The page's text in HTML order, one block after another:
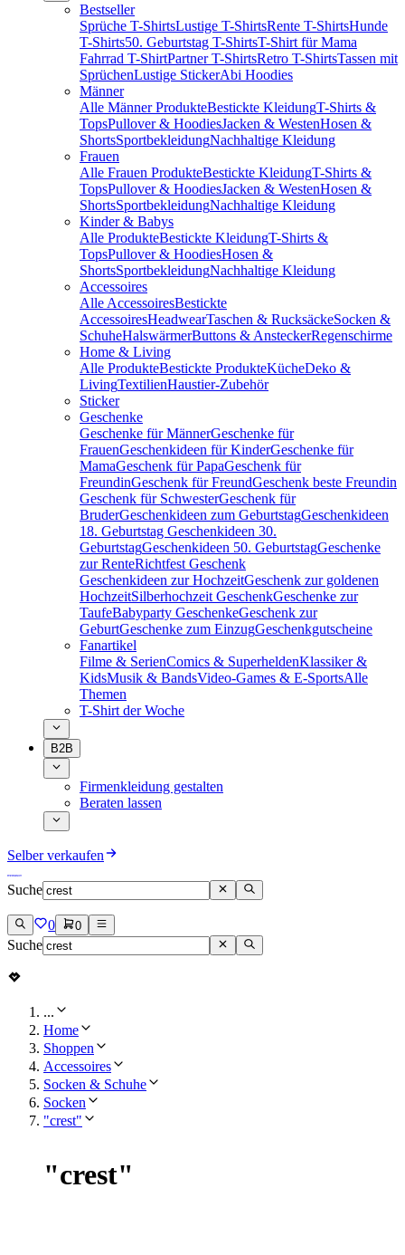
Bestseller
Sprüche T-ShirtsLustige T-ShirtsRente T-ShirtsHunde
T-Shirts50. Geburtstag T-ShirtsT-Shirt für Mama
Fahrrad T-ShirtPartner T-ShirtsRetro T-ShirtsTassen mit
SprüchenLustige StickerAbi Hoodies
Männer
Alle Männer ProdukteBestickte KleidungT-Shirts &
TopsPullover & HoodiesJacken & WestenHosen &
ShortsSportbekleidungNachhaltige Kleidung
Frauen
Alle Frauen ProdukteBestickte KleidungT-Shirts &
TopsPullover & HoodiesJacken & WestenHosen &
ShortsSportbekleidungNachhaltige Kleidung
Kinder & Babys
Alle ProdukteBestickte KleidungT-Shirts &
TopsPullover & HoodiesHosen &
ShortsSportbekleidungNachhaltige Kleidung
Accessoires
Alle AccessoiresBestickte
AccessoiresHeadwearTaschen & RucksäckeSocken &
SchuheHalswärmerButtons & AnsteckerRegenschirme
Home & Living
Alle ProdukteBestickte ProdukteKücheDeko &
LivingTextilienHaustier-Zubehör
Sticker
Geschenke
Geschenke für MännerGeschenke für
FrauenGeschenkideen für KinderGeschenke für
MamaGeschenk für PapaGeschenk für
FreundinGeschenk für FreundGeschenk beste Freundin
Geschenk für SchwesterGeschenk für
BruderGeschenkideen zum GeburtstagGeschenkideen
18. Geburtstag Geschenkideen 30.
GeburtstagGeschenkideen 50. GeburtstagGeschenke
zur RenteRichtfest Geschenk
Geschenkideen zur HochzeitGeschenk zur goldenen
HochzeitSilberhochzeit GeschenkGeschenke zur
TaufeBabyparty GeschenkeGeschenk zur
GeburtGeschenke zum EinzugGeschenkgutscheine
Fanartikel
Filme & SerienComics & SuperheldenKlassiker &
KidsMusik & BandsVideo-Games & E-SportsAlle
Themen
T-Shirt der Woche
B2B
Firmenkleidung gestalten
Beraten lassen
Selber verkaufen
Suche
0 0
Suche
...
Home
Shoppen
Accessoires
Socken & Schuhe
Socken
"crest"
"crest"